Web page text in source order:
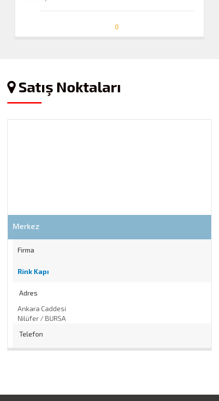
0
Satış Noktaları
Merkez
Firma
Rink Kapı
Adres
Ankara Caddesi
Nilüfer / BURSA
Telefon